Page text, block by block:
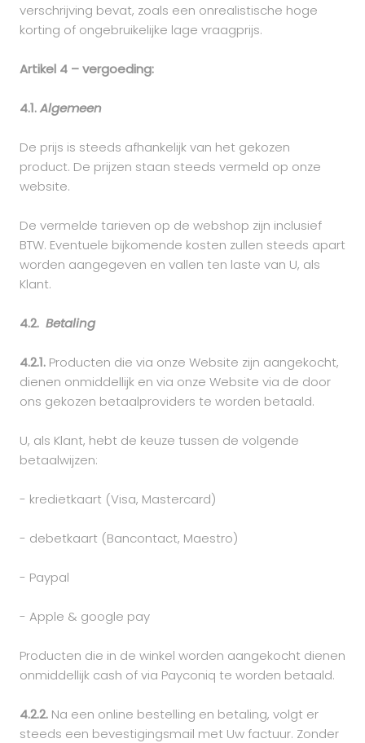
verschrijving bevat, zoals een onrealistische hoge
korting of ongebruikelijke lage vraagprijs.
Artikel 4 – vergoeding:
4.1.Algemeen
De prijs is steeds afhankelijk van het gekozen
product. De prijzen staan steeds vermeld op onze
website.
De vermelde tarieven op de webshop zijn inclusief
BTW. Eventuele bijkomende kosten zullen steeds apart
worden aangegeven en vallen ten laste van U, als
Klant.
4.2. Betaling
4.2.1. Producten die via onze Website zijn aangekocht,
dienen onmiddellijk en via onze Website via de door
ons gekozen betaalproviders te worden betaald.
U, als Klant, hebt de keuze tussen de volgende
betaalwijzen:
- kredietkaart (Visa, Mastercard)
- debetkaart (Bancontact, Maestro)
- Paypal
- Apple & google pay
Producten die in de winkel worden aangekocht dienen
onmiddellijk cash of via Payconiq te worden betaald.
4.2.2. Na een online bestelling en betaling, volgt er
steeds een bevestigingsmail met Uw factuur. Zonder